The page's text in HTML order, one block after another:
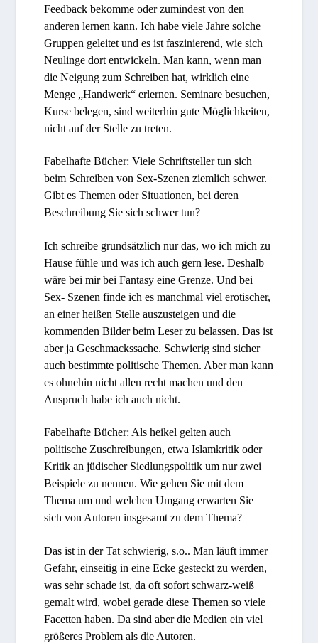
Feedback bekomme oder zumindest von den
anderen lernen kann. Ich habe viele Jahre solche
Gruppen geleitet und es ist faszinierend, wie sich
Neulinge dort entwickeln. Man kann, wenn man
die Neigung zum Schreiben hat, wirklich eine
Menge „Handwerk“ erlernen. Seminare besuchen,
Kurse belegen, sind weiterhin gute Möglichkeiten,
nicht auf der Stelle zu treten.
Fabelhafte Bücher: Viele Schriftsteller tun sich
beim Schreiben von Sex-Szenen ziemlich schwer.
Gibt es Themen oder Situationen, bei deren
Beschreibung Sie sich schwer tun?
Ich schreibe grundsätzlich nur das, wo ich mich zu
Hause fühle und was ich auch gern lese. Deshalb
wäre bei mir bei Fantasy eine Grenze. Und bei
Sex- Szenen finde ich es manchmal viel erotischer,
an einer heißen Stelle auszusteigen und die
kommenden Bilder beim Leser zu belassen. Das ist
aber ja Geschmackssache. Schwierig sind sicher
auch bestimmte politische Themen. Aber man kann
es ohnehin nicht allen recht machen und den
Anspruch habe ich auch nicht.
Fabelhafte Bücher: Als heikel gelten auch
politische Zuschreibungen, etwa Islamkritik oder
Kritik an jüdischer Siedlungspolitik um nur zwei
Beispiele zu nennen. Wie gehen Sie mit dem
Thema um und welchen Umgang erwarten Sie
sich von Autoren insgesamt zu dem Thema?
Das ist in der Tat schwierig, s.o.. Man läuft immer
Gefahr, einseitig in eine Ecke gesteckt zu werden,
was sehr schade ist, da oft sofort schwarz-weiß
gemalt wird, wobei gerade diese Themen so viele
Facetten haben. Da sind aber die Medien ein viel
größeres Problem als die Autoren.